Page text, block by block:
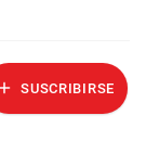
SUSCRIBIRSE